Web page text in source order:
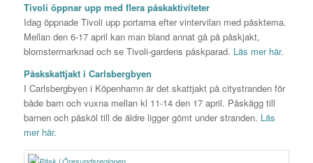
Tivoli öppnar upp med flera påskaktiviteter
Idag öppnade Tivoli upp portarna efter vintervilan med påsktema.
Mellan den 6-17 april kan man bland annat gå på påskjakt,
blomstermarknad och se Tivoli-gardens påskparad. Läs mer här.
Påskskattjakt i Carlsbergbyen
I Carlsbergbyen i Köpenhamn är det skattjakt på citystranden för
både barn och vuxna mellan kl 11-14 den 17 april. Påskägg till
barnen och påsköl till de äldre ligger gömt under stranden. Läs
mer här.